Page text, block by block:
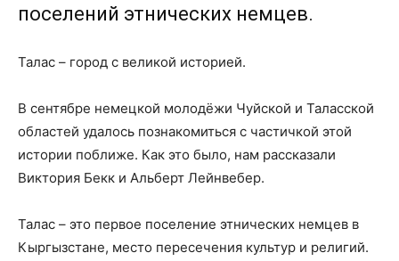
поселений этнических немцев.
Талас – город с великой историей.
В сентябре немецкой молодёжи Чуйской и Таласской
областей удалось познакомиться с частичкой этой
истории поближе. Как это было, нам рассказали
Виктория Бекк и Альберт Лейнвебер.
Талас – это первое поселение этнических немцев в
Кыргызстане, место пересечения культур и религий.